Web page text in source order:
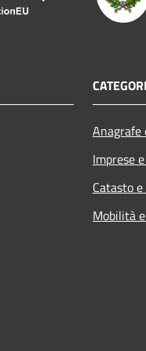
Imprese
Catasto
Mobilità